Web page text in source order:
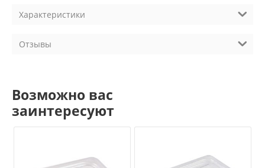
Характеристики
Отзывы
Возможно вас
заинтересуют